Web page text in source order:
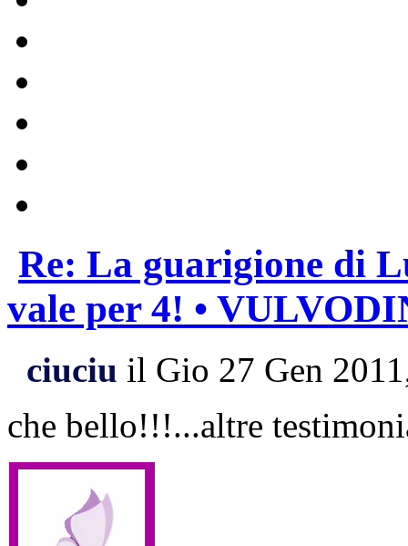
Re: La guarigione di
vale per 4! •
ciuciu il Gio 27 Gen
che bello!!!...altre